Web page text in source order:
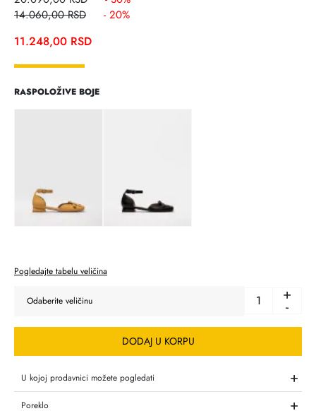
14.060,00RSD - 20%
11.248,00 RSD
RASPOLOŽIVE BOJE
Pogledajte tabelu veličina
+
-
DODAJ U KORPU
U kojoj prodavnici možete pogledati +
Poreklo +